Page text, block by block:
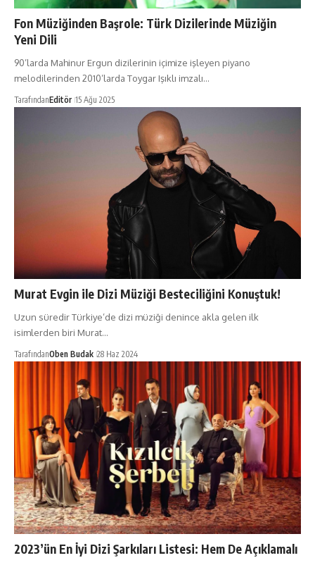
Fon Müziğinden Başrole: Türk Dizilerinde Müziğin
Yeni Dili
90’larda Mahinur Ergun dizilerinin içimize işleyen piyano
melodilerinden 2010’larda Toygar Işıklı imzalı…
TarafındanEditör 15 Ağu 2025
Murat Evgin ile Dizi Müziği Besteciliğini Konuştuk!
Uzun süredir Türkiye’de dizi müziği denince akla gelen ilk
isimlerden biri Murat…
TarafındanOben Budak 28 Haz 2024
2023’ün En İyi Dizi Şarkıları Listesi: Hem De Açıklamalı